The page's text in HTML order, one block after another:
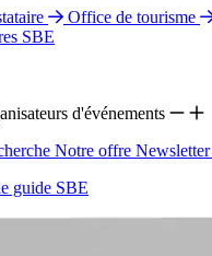
Office de tourisme
SBE
d'événements
Notre offre Newsletter
guide SBE